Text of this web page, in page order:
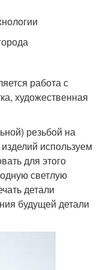
работа с
художественная
резьбой на
используем
для этого
светлую
детали
будущей детали